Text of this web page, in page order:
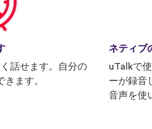
話せます。自分の
ます。
ネティブ
uTalkで
ーが録音
音声を使